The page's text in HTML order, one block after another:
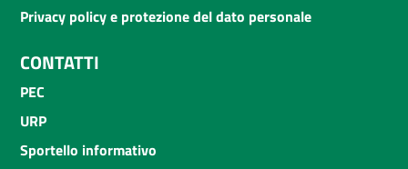
Privacy policy e protezione del dato personale
CONTATTI
PEC
URP
Sportello informativo